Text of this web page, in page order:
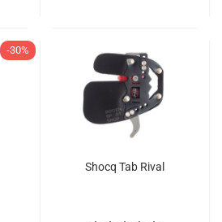
-30%
Shocq Tab Rival